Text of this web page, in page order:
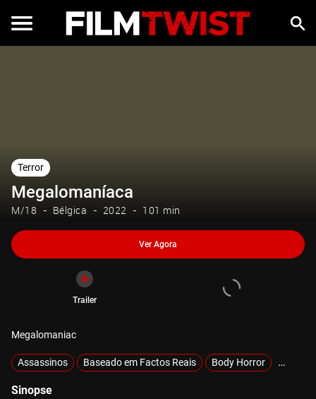
Terror
Megalomaníaca
M/18 Bélgica 2022 101 min
Ver Agora
Trailer
Megalomaniac
Assassinos Baseado em Factos Reais Body Horror Crime
Sinopse